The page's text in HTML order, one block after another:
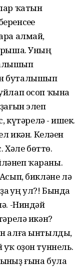
ҡатын
алмай,
Уның
буталышып
осоп ҡына
элеп
- ишек.
икән. Келәһен
Хәле бөттө.
ҡараны.
бикләне лә
һуң ул?! Бында
-Ниндәй
икән?
алға ынтылды,
оҙон туннель.
ғына була